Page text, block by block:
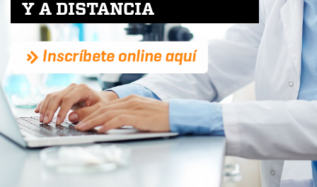
Y A DISTANCIA